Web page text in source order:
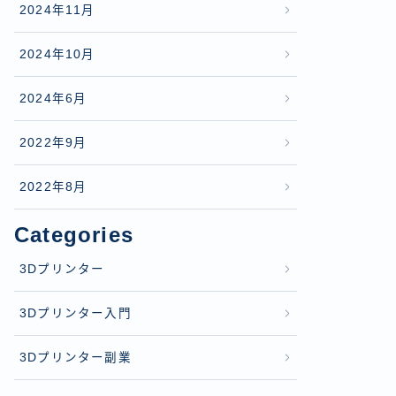
2024年11月
2024年10月
2024年6月
2022年9月
2022年8月
Categories
3Dプリンター
3Dプリンター入門
3Dプリンター副業